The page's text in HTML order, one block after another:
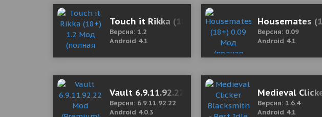
Touch it Rikka (18+) 1.2 Мод (полная версия)
Версия: 1.2
Android 4.1
Housemates
Версия: 0.09
Android 4.1
Vault 6.9.11.92.22 Mod (Premium)
Версия: 6.9.11.92.22
Android 4.0.3
Medieval
Версия: 1.6.4
Android 4.1